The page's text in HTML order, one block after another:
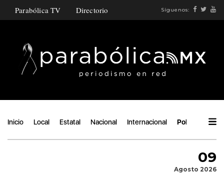
Parabólica TV Directorio Síguenos:
Inicio Local Estatal Nacional Internacional Política
09
Agosto 2026